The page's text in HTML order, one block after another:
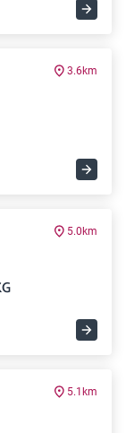
3.6km
5.0km
5.1km